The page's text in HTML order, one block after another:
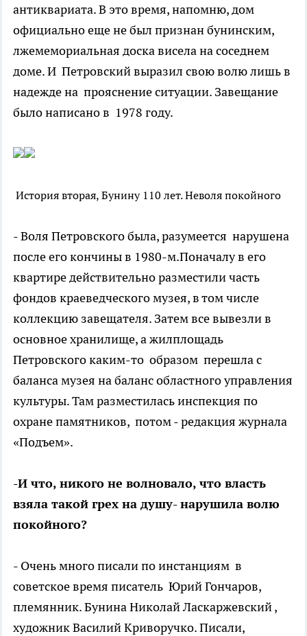
антиквариата. В это время, напомню, дом
официально еще не был признан бунинским,
лжемемориальная доска висела на соседнем
доме. И Петровский выразил свою волю лишь в
надежде на прояснение ситуации. Завещание
было написано в 1978 году.
История вторая, Бунину 110 лет.Неволя покойного
- Воля Петровского была, разумеется нарушена
после его кончины в 1980-м.Поначалу в его
квартире действительно разместили часть
фондов краеведческого музея, в том числе
коллекцию завещателя. Затем все вывезли в
основное хранилище, а жилплощадь
Петровского каким-то образом перешла с
баланса музея на баланс областного управления
культуры. Там разместилась инспекция по
охране памятников, потом - редакция журнала
«Подъем».
-И что, никого не волновало, что власть
взяла такой грех на душу- нарушила волю
покойного?
- Очень много писали по инстанциям в
советское время писатель Юрий Гончаров,
племянник. Бунина Николай Ласкаржевский ,
художник Василий Криворучко. Писали,